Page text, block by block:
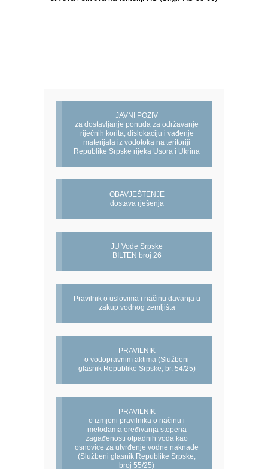
JAVNI POZIV
za dostavljanje ponuda za održavanje
riječnih korita, dislokaciju i vađenje
materijala iz vodotoka na teritoriji
Republike Srpske rijeka Usora i Ukrina
OBAVJEŠTENJE
dostava rješenja
JU Vode Srpske
BILTEN broj 26
Pravilnik o uslovima i načinu davanja u
zakup vodnog zemljišta
PRAVILNIK
o vodopravnim aktima (Službeni
glasnik Republike Srpske, br. 54/25)
PRAVILNIK
o izmjeni pravilnika o načinu i
metodama oređivanja stepena
zagađenosti otpadnih voda kao
osnovice za utvrđenje vodne naknade
(Službeni glasnik Republike Srpske,
broj 55/25)